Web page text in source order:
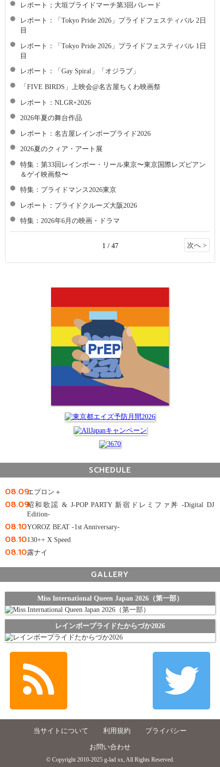
レポート；大垣プライドマーチ第3回パレード
レポート：「Tokyo Pride 2026」プライドフェスティバル 2日
目
レポート：「Tokyo Pride 2026」プライドフェスティバル 1日
目
レポート：「Gay Spiral」「オジラブ」
「FIVE BIRDS」上映会@名古屋ちくわ映画祭
レポート：NLGR+2026
2026年夏の舞台作品
レポート：名古屋レインボープライド2026
2026夏のクィア・アート展
特集：第33回レインボー・リール東京〜東京国際レズビアン
＆ゲイ映画祭〜
特集：プライドマンス2026東京
レポート：プライドクルーズ大阪2026
特集：2026年6月の映画・ドラマ
1 / 47 次へ >
SCHEDULE
08.09エプロン＋
08.09昭和歌謡 & J-POP PARTY 新宿ドレミファ丼 -Digital DJ
Edition-
08.10YOROZ BEAT -1st Anniversary-
08.10130++ X Speed
08.10露ナイ
GALLERY
Miss International Queen Japan 2026（第一部）
レインボープライドたからづか2026
当サイトについて 利用規約 プライバシー
お問い合わせ
© Copyright 2010-2025 g-lad xx, All Rights Reserved.